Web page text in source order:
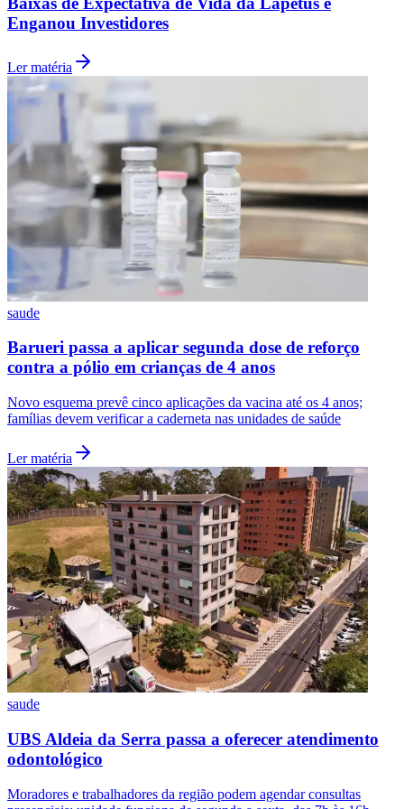
Botafogo
Grêmio
Enganou Investidores
Ler matéria
saude
Barueri passa a aplicar segunda dose de reforço
contra a pólio em crianças de 4 anos
Novo esquema prevê cinco aplicações da vacina até os 4 anos;
famílias devem verificar a caderneta nas unidades de saúde
Ler matéria
saude
UBS Aldeia da Serra passa a oferecer atendimento
odontológico
Moradores e trabalhadores da região podem agendar consultas